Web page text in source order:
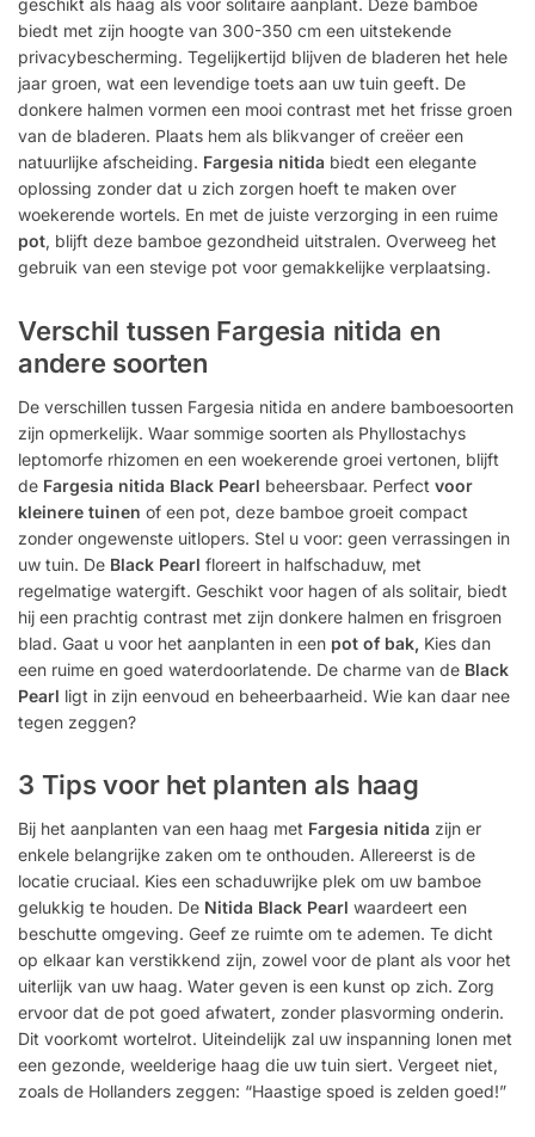
geschikt als haag als voor solitaire aanplant. Deze bamboe
biedt met zijn hoogte van 300-350 cm een uitstekende
privacybescherming. Tegelijkertijd blijven de bladeren het hele
jaar groen, wat een levendige toets aan uw tuin geeft. De
donkere halmen vormen een mooi contrast met het frisse groen
van de bladeren. Plaats hem als blikvanger of creëer een
natuurlijke afscheiding. Fargesia nitida biedt een elegante
oplossing zonder dat u zich zorgen hoeft te maken over
woekerende wortels. En met de juiste verzorging in een ruime
pot, blijft deze bamboe gezondheid uitstralen. Overweeg het
gebruik van een stevige pot voor gemakkelijke verplaatsing.
Verschil tussen Fargesia nitida en
andere soorten
De verschillen tussen Fargesia nitida en andere bamboesoorten
zijn opmerkelijk. Waar sommige soorten als Phyllostachys
leptomorfe rhizomen en een woekerende groei vertonen, blijft
de Fargesia nitida Black Pearl beheersbaar. Perfect voor
kleinere tuinen of een pot, deze bamboe groeit compact
zonder ongewenste uitlopers. Stel u voor: geen verrassingen in
uw tuin. De Black Pearl floreert in halfschaduw, met
regelmatige watergift. Geschikt voor hagen of als solitair, biedt
hij een prachtig contrast met zijn donkere halmen en frisgroen
blad. Gaat u voor het aanplanten in een pot of bak, Kies dan
een ruime en goed waterdoorlatende. De charme van de Black
Pearl ligt in zijn eenvoud en beheerbaarheid. Wie kan daar nee
tegen zeggen?
3 Tips voor het planten als haag
Bij het aanplanten van een haag met Fargesia nitida zijn er
enkele belangrijke zaken om te onthouden. Allereerst is de
locatie cruciaal. Kies een schaduwrijke plek om uw bamboe
gelukkig te houden. De Nitida Black Pearl waardeert een
beschutte omgeving. Geef ze ruimte om te ademen. Te dicht
op elkaar kan verstikkend zijn, zowel voor de plant als voor het
uiterlijk van uw haag. Water geven is een kunst op zich. Zorg
ervoor dat de pot goed afwatert, zonder plasvorming onderin.
Dit voorkomt wortelrot. Uiteindelijk zal uw inspanning lonen met
een gezonde, weelderige haag die uw tuin siert. Vergeet niet,
zoals de Hollanders zeggen: “Haastige spoed is zelden goed!”